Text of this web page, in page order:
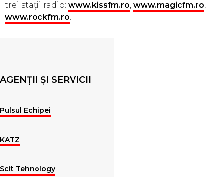
trei stații radio: www.kissfm.ro, www.magicfm.ro,
www.rockfm.ro.
AGENȚII ȘI SERVICII
Pulsul Echipei
KATZ
Scit Tehnology